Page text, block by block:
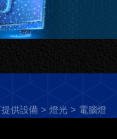
供設備 燈光 電腦燈